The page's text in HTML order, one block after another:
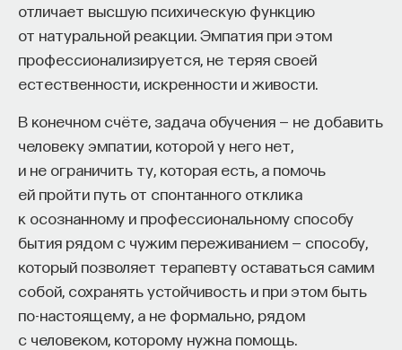
отличает высшую психическую функцию
от натуральной реакции. Эмпатия при этом
профессионализируется, не теряя своей
естественности, искренности и живости.
В конечном счёте, задача обучения — не добавить
человеку эмпатии, которой у него нет,
и не ограничить ту, которая есть, а помочь
ей пройти путь от спонтанного отклика
к осознанному и профессиональному способу
бытия рядом с чужим переживанием — способу,
который позволяет терапевту оставаться самим
собой, сохранять устойчивость и при этом быть
по-настоящему, а не формально, рядом
с человеком, которому нужна помощь.